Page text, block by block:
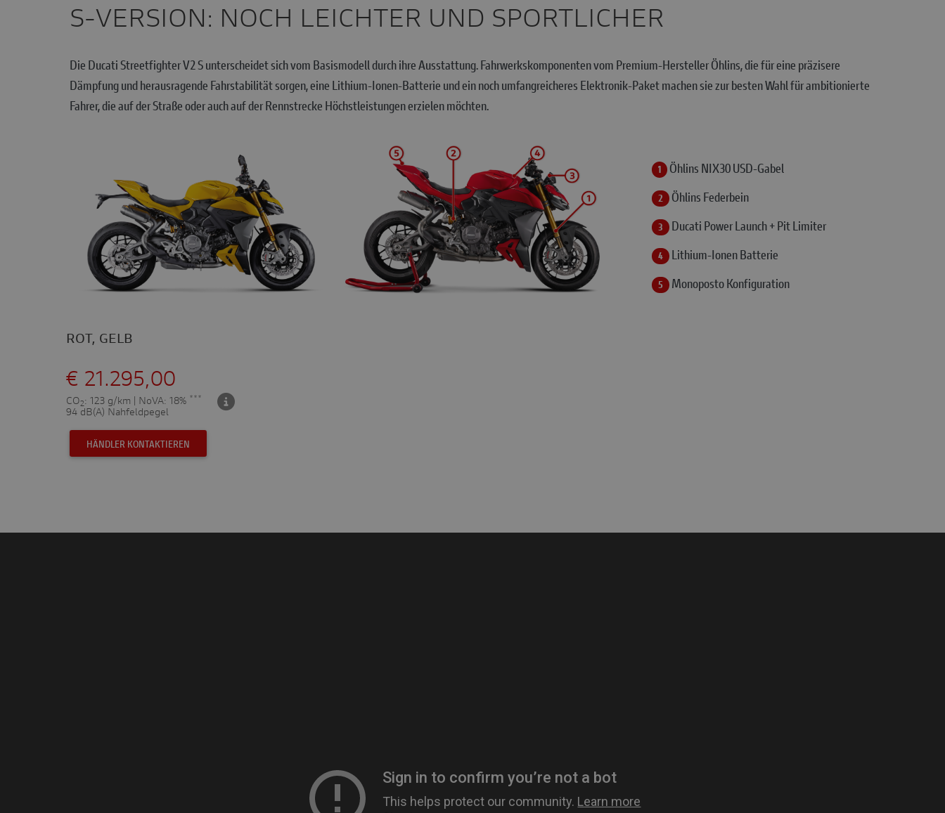
S-VERSION: NOCH LEICHTER UND SPORTLICHER
Die Ducati Streetfighter V2 S unterscheidet sich vom Basismodell durch ihre Ausstattung. Fahrwerkskomponenten vom Premium-Hersteller Öhlins, die für eine präzisere
Dämpfung und herausragende Fahrstabilität sorgen, eine Lithium-Ionen-Batterie und ein noch umfangreicheres Elektronik-Paket machen sie zur besten Wahl für ambitionierte
Fahrer, die auf der Straße oder auch auf der Rennstrecke Höchstleistungen erzielen möchten.
ROT, GELB
€ 21.295,00
CO2: 123 g/km | NoVA: 18% ***
94 dB(A) Nahfeldpegel
1 Öhlins NIX30 USD-Gabel
2 Öhlins Federbein
3 Ducati Power Launch + Pit Limiter
4 Lithium-Ionen Batterie
5 Monoposto Konfiguration
HÄNDLER KONTAKTIEREN